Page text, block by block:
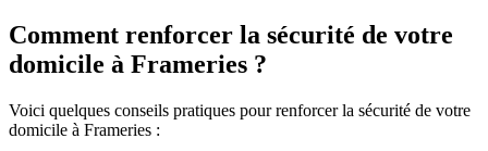
Comment renforcer la sécurité de votre
domicile à Frameries ?
Voici quelques conseils pratiques pour renforcer la sécurité de votre
domicile à Frameries :